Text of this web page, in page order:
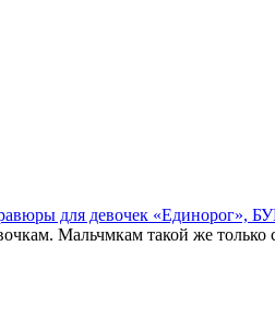
для девочек «Единорог»,
Мальчмкам такой же